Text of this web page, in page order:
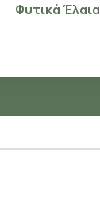
Φυτικά Έλαια